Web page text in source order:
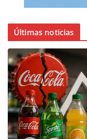
Últimas noticias